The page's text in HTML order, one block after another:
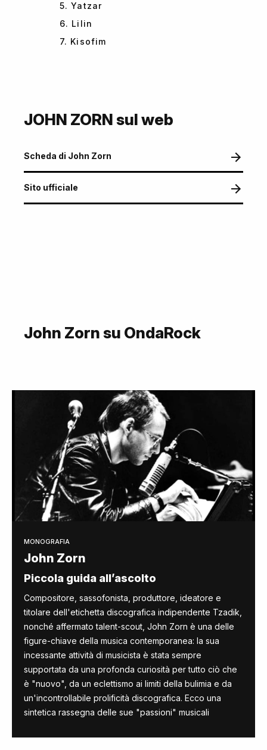
5. Yatzar
6. Lilin
7. Kisofim
JOHN ZORN sul web
Scheda di John Zorn
Sito ufficiale
John Zorn su OndaRock
MONOGRAFIA
John Zorn
Piccola guida all’ascolto
Compositore, sassofonista, produttore, ideatore e
titolare dell'etichetta discografica indipendente Tzadik,
nonché affermato talent-scout, John Zorn è una delle
figure-chiave della musica contemporanea: la sua
incessante attività di musicista è stata sempre
supportata da una profonda curiosità per tutto ciò che
è "nuovo", da un eclettismo ai limiti della bulimia e da
un'incontrollabile prolificità discografica. Ecco una
sintetica rassegna delle sue "passioni" musicali